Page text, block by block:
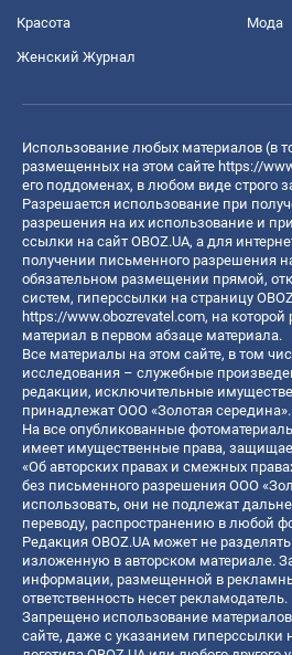
Красота Мода
Женский Журнал
Использование любых материалов (в
размещенных на этом сайте https://
его поддоменах, в любом виде строго
Разрешается использование при
разрешения на их использование и
ссылки на сайт OBOZ.UA, а для
получении письменного разрешения
обязательном размещении прямой,
систем, гиперссылки на страницу
https://www.obozrevatel.com, на
материал в первом абзаце материала.
Все материалы на этом сайте, в том
исследования – служебные
редакции, исключительные
принадлежат ООО «Золотая середина».
На все опубликованные
имеет имущественные права,
«Об авторских правах и смежных
без письменного разрешения ООО
использовать, они не подлежат
переводу, распространению в любой
Редакция OBOZ.UA может не
изложенную в авторском материале.
информации, размещенной в
ответственность несет рекламодатель.
Запрещено использование
сайте, даже с указанием гиперссылки